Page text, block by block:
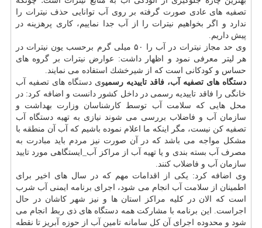
تصفیه های عادی صورت گرفته بر روی آب توانایی حذف نیترات را
ندارد و اگر بخواهیم نیترات را از آب جدا نماییم، كاری پرهزینه در
پیش داریم.
وی حد مجاز نیترات در آب را ۵۰ میلی گرم برحسب یون نیترات در
هر لیتر معرفی نمود و اظهار داشت: عوارض نیترات بر گروه های
حساس و كودكانی است كه از شیرخشك استفاده می نمایند.
دستگاه های تصفیه آب، فاقد تاییدیه رسمیوی دستگاه های تصفیه آب
خانگی را فاقد تاییدیه رسمی در داخل كشور دانست و اضافه كرد: در
محل هایی كه سلامت آب توسط كارشناسان وزارت بهداشت و
سازمان آب و فاضلاب بررسی می شوند نیازی به تهیه دستگاه آب
تصفیه كن نیست، مگر اینكه ما اعلام نموده باشیم كه آب آن منطقه با
مشكل مواجه می باشد كه در آن صورت نیز مردم باید مبادرت به
مصرف آب بسته بندی و یا تهیه آب از مراكز آب_ایستگاهی مورد تایید
سازمان آب و فاضلاب كنند.
وی اضافه كرد: یكی از اقدامات مهم كه در سال های اخیر برای
اطمینان از سلامت آب انجام می شود، اجرای برنامه ایمنی آب شرب
است كه الان در كلیه مراكز استان ها و نیز شهر كاشان در حال
اجراست. این برنامه با مشاركت همه دستگاه های ذی ربط انجام می
شود و محدوده اجرای آن كل سامانه تامین آب از حوزه آبریز تا نقطه